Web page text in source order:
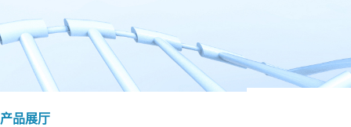
产品展厅